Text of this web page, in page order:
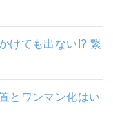
けても出ない!? 繋
とワンマン化はい